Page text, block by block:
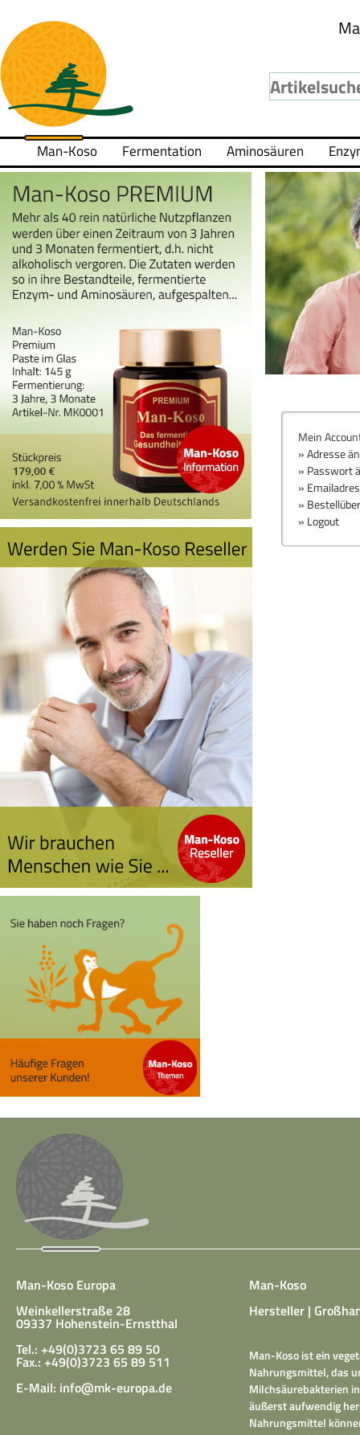
Man-Koso Fermentation Aminosäuren
Mein
» Adresse
» Passwort
»
»
» Logout
Man-Koso Europa
Weinkellerstraße 28
09337 Hohenstein-Ernstthal
Tel.: +49(0)3723 65 89 50
Fax.: +49(0)3723 65 89 511
E-Mail: info@mk-europa.de
Man-Koso
Hersteller |
Man-Koso ist ein
Nahrungsmittel, das
Milchsäurebakterien
äußerst aufwendig
Nahrungsmittel